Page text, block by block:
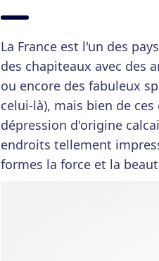
La France est l'un des
des chapiteaux avec des
ou encore des fabuleux
celui-là), mais bien de
dépression d'origine
endroits tellement
formes la force et la